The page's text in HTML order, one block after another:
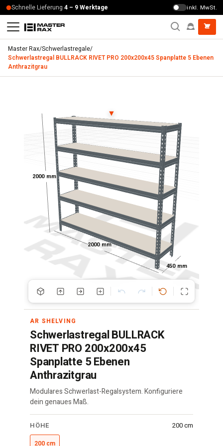
Zum Inhalt springen
Schnelle Lieferung 4 – 9 Werktage inkl. MwSt.
Master Rax/Schwerlastregale/
Schwerlastregal BULLRACK RIVET PRO 200x200x45 Spanplatte 5 Ebenen
Anthrazitgrau
2000 mm
2000 mm
450 mm
▼
AR SHELVING
Schwerlastregal BULLRACK
RIVET PRO 200x200x45
Spanplatte 5 Ebenen
Anthrazitgrau
Modulares Schwerlast-Regalsystem. Konfiguriere
dein genaues Maß.
RIVET
Regal
HÖHE 200 cm
200 cm